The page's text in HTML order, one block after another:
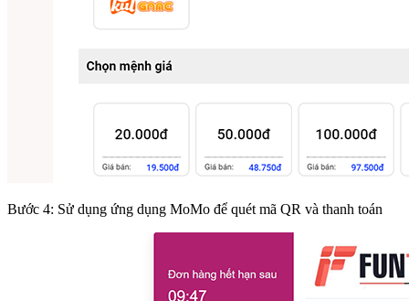
Bước 4: Sử dụng ứng dụng MoMo để quét mã QR và thanh toán